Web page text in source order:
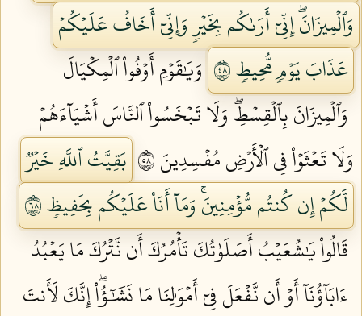
وَٱلۡمِيزَانَۖ إِنِّيٓ أَرَىٰكُم بِخَيۡرٖ وَإِنِّيٓ أَخَافُ عَلَيۡكُمۡ
عَذَابَ يَوۡمٖ مُّحِيطٖ ٨٤
وَيَٰقَوۡمِ أَوۡفُواْ ٱلۡمِكۡيَالَ
وَٱلۡمِيزَانَ بِٱلۡقِسۡطِۖ وَلَا تَبۡخَسُواْ ٱلنَّاسَ أَشۡيَآءَهُمۡ
وَلَا تَعۡثَوۡاْ فِي ٱلۡأَرۡضِ مُفۡسِدِينَ ٨٥
بَقِيَّتُ ٱللَّهِ خَيۡرٞ
لَّكُمۡ إِن كُنتُم مُّؤۡمِنِينَۚ وَمَآ أَنَا۠ عَلَيۡكُم بِحَفِيظٖ ٨٦
قَالُواْ يَٰشُعَيۡبُ أَصَلَوٰتُكَ تَأۡمُرُكَ أَن نَّتۡرُكَ مَا يَعۡبُدُ
ءَابَآؤُنَآ أَوۡ أَن نَّفۡعَلَ فِيٓ أَمۡوَٰلِنَا مَا نَشَٰٓؤُاْۖ إِنَّكَ لَأَنتَ